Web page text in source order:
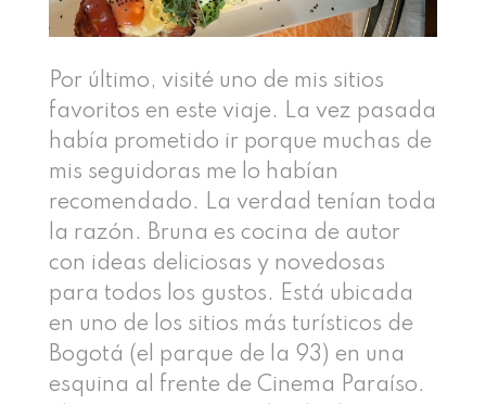
Por último, visité uno de mis sitios
favoritos en este viaje. La vez pasada
había prometido ir porque muchas de
mis seguidoras me lo habían
recomendado. La verdad tenían toda
la razón. Bruna es cocina de autor
con ideas deliciosas y novedosas
para todos los gustos. Está ubicada
en uno de los sitios más turísticos de
Bogotá (el parque de la 93) en una
esquina al frente de Cinema Paraíso.